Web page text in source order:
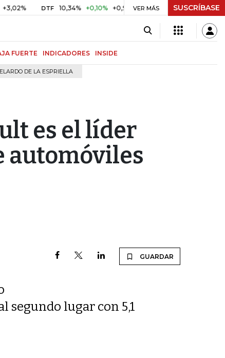
DTF 10,34% +0,10% +0,98% UVR $ 416,91 +$ 0,05 +0,01%
VER MÁS SUSCRÍBASE
FUERTE INDICADORES INSIDE
DE LA ESPRIELLA
es el líder
automóviles
GUARDAR
segundo lugar con 5,1